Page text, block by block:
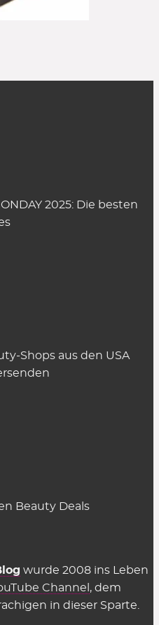
2025: Die besten
Shops aus den USA
Beauty Deals
wurde 2008 ins Leben
Channel , dem
in dieser Sparte.